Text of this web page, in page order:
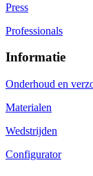
Press
Professionals
Informatie
Onderhoud en
Materialen
Wedstrijden
Configurator